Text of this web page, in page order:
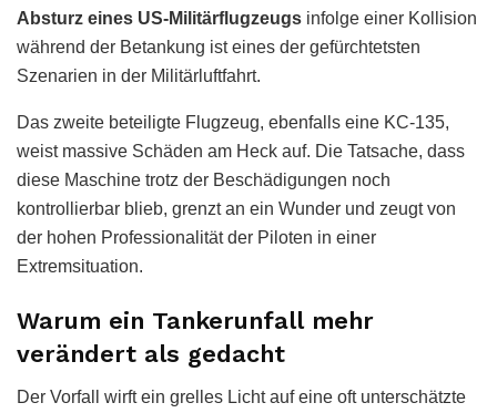
Absturz eines US-Militärflugzeugs infolge einer Kollision
während der Betankung ist eines der gefürchtetsten
Szenarien in der Militärluftfahrt.
Das zweite beteiligte Flugzeug, ebenfalls eine KC-135,
weist massive Schäden am Heck auf. Die Tatsache, dass
diese Maschine trotz der Beschädigungen noch
kontrollierbar blieb, grenzt an ein Wunder und zeugt von
der hohen Professionalität der Piloten in einer
Extremsituation.
Warum ein Tankerunfall mehr
verändert als gedacht
Der Vorfall wirft ein grelles Licht auf eine oft unterschätzte